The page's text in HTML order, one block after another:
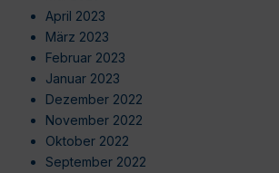
April 2023
März 2023
Februar 2023
Januar 2023
Dezember 2022
November 2022
Oktober 2022
September 2022